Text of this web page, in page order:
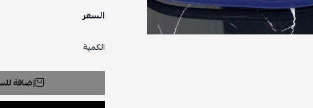
السعر
الكمية
إضافة